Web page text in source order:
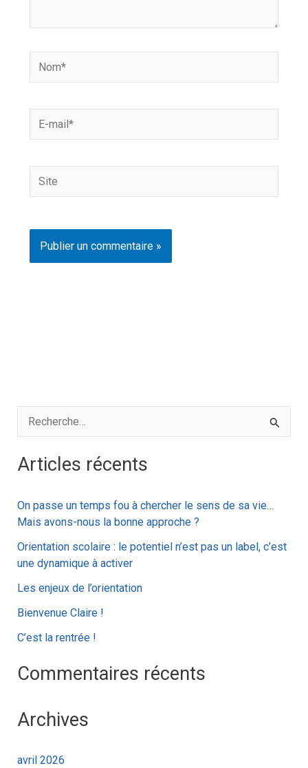
Nom*
mail*
Site
c
e
Articles récents
On passe un temps fou à chercher le sens de sa vie…
Mais avons-nous la bonne approche ?
Orientation scolaire : le potentiel n’est pas un label, c’est
une dynamique à activer
Les enjeux de l’orientation
Bienvenue Claire !
C’est la rentrée !
Commentaires récents
Archives
avril 2026